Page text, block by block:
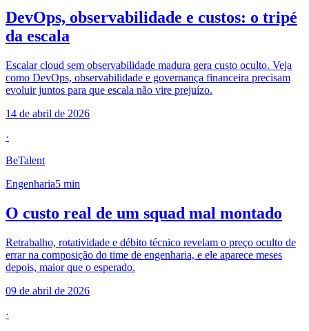
DevOps, observabilidade e custos: o tripé
da escala
Escalar cloud sem observabilidade madura gera custo oculto. Veja
como DevOps, observabilidade e governança financeira precisam
evoluir juntos para que escala não vire prejuízo.
14 de abril de 2026
·
BeTalent
Engenharia5 min
O custo real de um squad mal montado
Retrabalho, rotatividade e débito técnico revelam o preço oculto de
errar na composição do time de engenharia, e ele aparece meses
depois, maior que o esperado.
09 de abril de 2026
·